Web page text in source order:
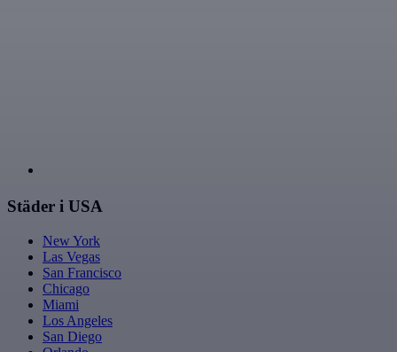
Städer i USA
New York
Las Vegas
San Francisco
Chicago
Miami
Los Angeles
San Diego